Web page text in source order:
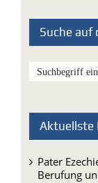
Suche auf
Aktuellste
Pater
Berufung